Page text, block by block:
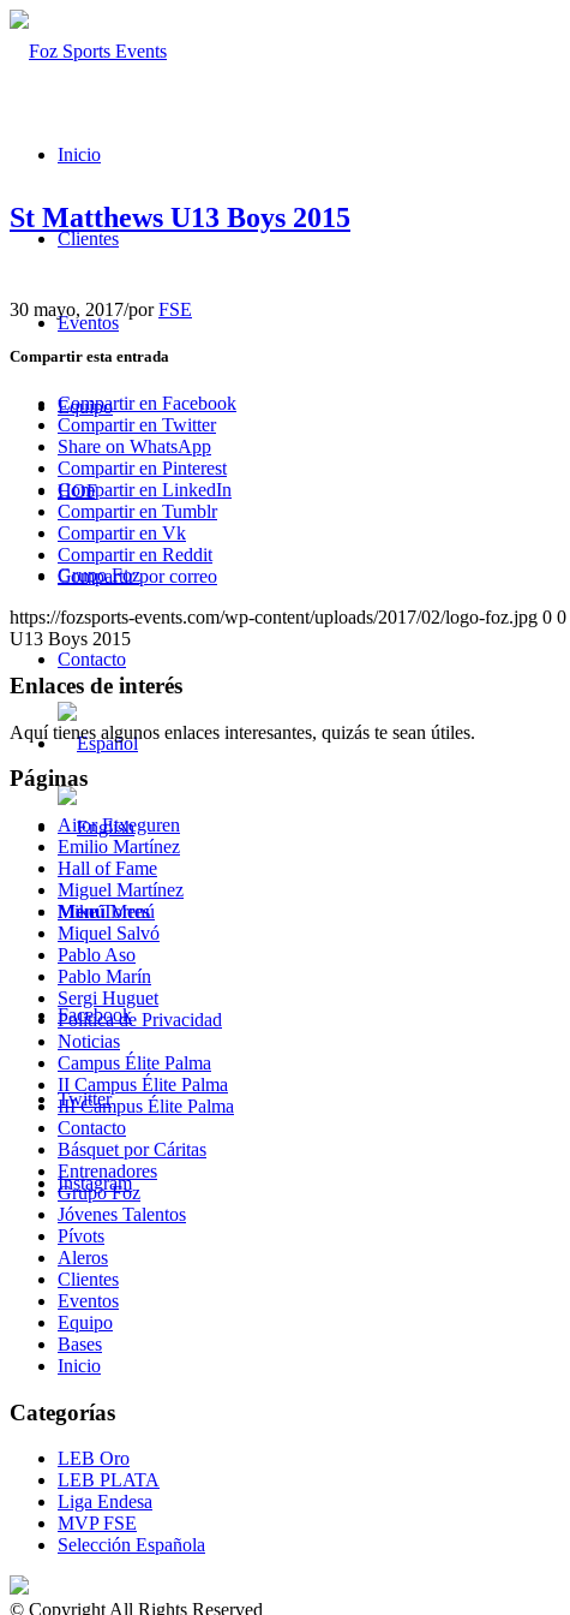
Inicio
Clientes
Eventos
Equipo
HOF
Grupo Foz
Contacto
Menú Menú
Facebook
Twitter
Instagram
St Matthews U13 Boys 2015
30 mayo, 2017/porFSE
Compartir esta entrada
Compartir en Facebook
Compartir en Twitter
Share on WhatsApp
Compartir en Pinterest
Compartir en LinkedIn
Compartir en Tumblr
Compartir en Vk
Compartir en Reddit
Compartir por correo
https://fozsports-events.com/wp-content/uploads/2017/02/logo-foz.jpg 0 0
U13 Boys 2015
Enlaces de interés
Aquí tienes algunos enlaces interesantes, quizás te sean útiles.
Páginas
Aitor Etxeguren
Emilio Martínez
Hall of Fame
Miguel Martínez
Mike Torres
Miquel Salvó
Pablo Aso
Pablo Marín
Sergi Huguet
Política de Privacidad
Noticias
Campus Élite Palma
II Campus Élite Palma
III Campus Élite Palma
Contacto
Básquet por Cáritas
Entrenadores
Grupo Foz
Jóvenes Talentos
Pívots
Aleros
Clientes
Eventos
Equipo
Bases
Inicio
Categorías
LEB Oro
LEB PLATA
Liga Endesa
MVP FSE
Selección Española
© Copyright All Rights Reserved